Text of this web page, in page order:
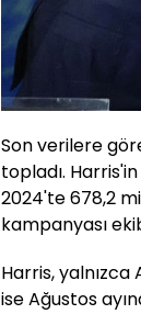
Son verilere
topladı.
2024'te 678,2
kampanyası
Harris, yalnızca
ise Ağustos